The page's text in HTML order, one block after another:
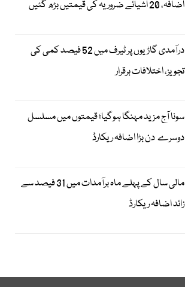
اضافہ، 20 اشیائے ضروریہ کی قیمتیں بڑھ گئیں
درآمدی گاڑیوں پر ٹیرف میں 52 فیصد کمی کی
تجویز، اختلافات برقرار
سونا آج مزید مہنگا ہوگیا؛ قیمتوں میں مسلسل
دوسرے دن بڑا اضافہ ریکارڈ
مالی سال کے پہلے ماہ برآمدات میں 31 فیصد سے
زائد اضافہ ریکارڈ